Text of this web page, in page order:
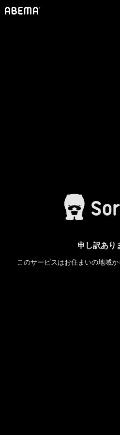
申し訳あり
このサービスはお住まいの地域か